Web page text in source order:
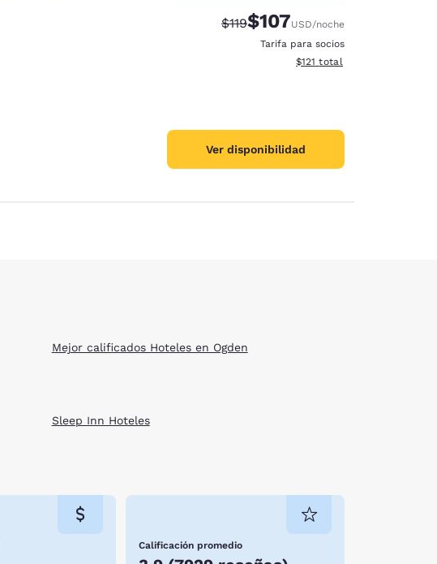
Precio tachado:
$119Precio con descuento:
$107USD/noche
Tarifa para socios
Ver detalles del total
$121 total
Ver disponibilidad
Mejor calificados Hoteles en Ogden
Sleep Inn Hoteles
Calificación promedio